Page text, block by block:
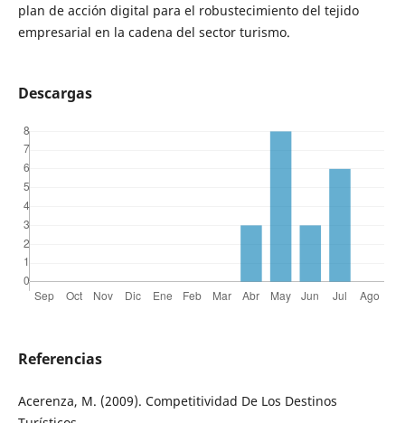
plan de acción digital para el robustecimiento del tejido
empresarial en la cadena del sector turismo.
Descargas
Referencias
Acerenza, M. (2009). Competitividad De Los Destinos